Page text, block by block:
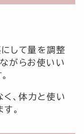
して量を調整
がらお使いい
く、体力と使い
。